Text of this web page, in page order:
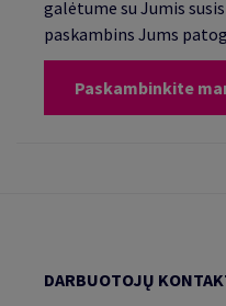
galėtume su Jumis
paskambins Jums
Paskambinkite
DARBUOTOJŲ